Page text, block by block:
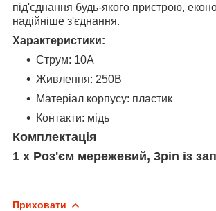
під'єднання будь-якого пристрою,
надійніше з'єднання.
Характеристики:
Струм: 10А
Живлення: 250В
Матеріал корпусу: пластик
Контакти: мідь
Комплектація
1 х Роз'єм мережевий, 3pin із
Приховати